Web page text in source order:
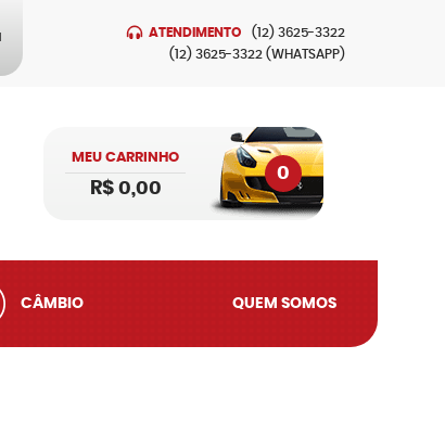
ATENDIMENTO (12) 3625-3322
(12) 3625-3322 (WHATSAPP)
MEU CARRINHO
0
R$ 0,00
CÂMBIO QUEM SOMOS